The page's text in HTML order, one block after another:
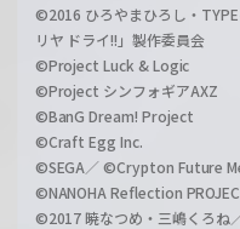
©2016 ひろやまひろし・
リヤ ドライ!!」製作委員会
©Project Luck & Logic
©Project シンフォギアAXZ
©BanG Dream! Project
©Craft Egg Inc.
©SEGA／ ©Crypton Future
©NANOHA Reflection
©2017 暁なつめ・三嶋くろね